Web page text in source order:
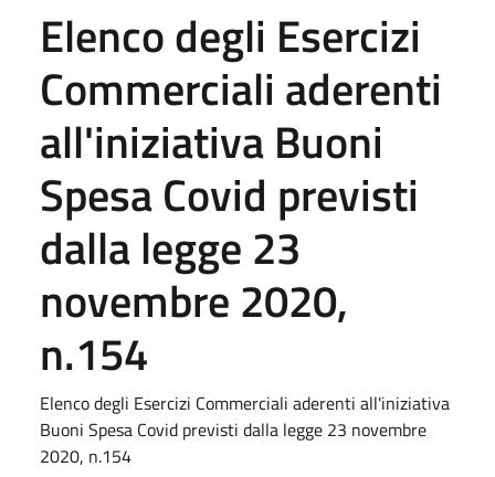
Elenco degli Esercizi
Commerciali aderenti
all'iniziativa Buoni
Spesa Covid previsti
dalla legge 23
novembre 2020,
n.154
Elenco degli Esercizi Commerciali aderenti all'iniziativa
Buoni Spesa Covid previsti dalla legge 23 novembre
2020, n.154